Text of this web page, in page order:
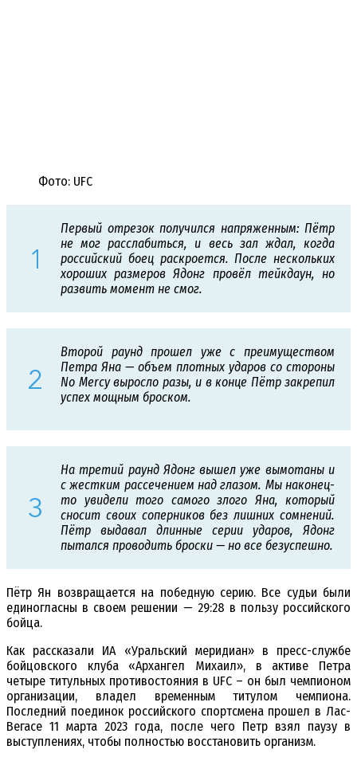
Фото: UFC
Первый отрезок получился напряженным: Пётр
не мог расслабиться, и весь зал ждал, когда
российский боец раскроется. После нескольких
хороших размеров Ядонг провёл тейкдаун, но
развить момент не смог.
Второй раунд прошел уже с преимуществом
Петра Яна — объем плотных ударов со стороны
No Mercy выросло разы, и в конце Пётр закрепил
успех мощным броском.
На третий раунд Ядонг вышел уже вымотаны и
с жестким рассечением над глазом. Мы наконец-
то увидели того самого злого Яна, который
сносит своих соперников без лишних сомнений.
Пётр выдавал длинные серии ударов, Ядонг
пытался проводить броски — но все безуспешно.
Пётр Ян возвращается на победную серию. Все судьи были
единогласны в своем решении — 29:28 в пользу российского
бойца.
Как рассказали ИА «Уральский меридиан» в пресс-службе
бойцовского клуба «Архангел Михаил», в активе Петра
четыре титульных противостояния в UFC – он был чемпионом
организации, владел временным титулом чемпиона.
Последний поединок российского спортсмена прошел в Лас-
Вегасе 11 марта 2023 года, после чего Петр взял паузу в
выступлениях, чтобы полностью восстановить организм.